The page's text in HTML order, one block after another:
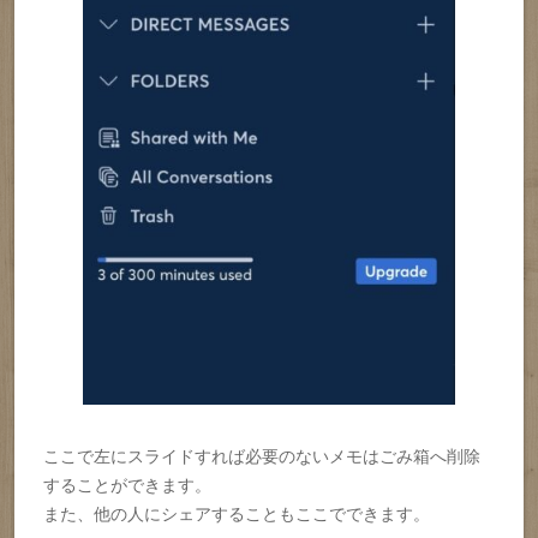
ここで左にスライドすれば必要のないメモはごみ箱へ削除
することができます。
また、他の人にシェアすることもここでできます。